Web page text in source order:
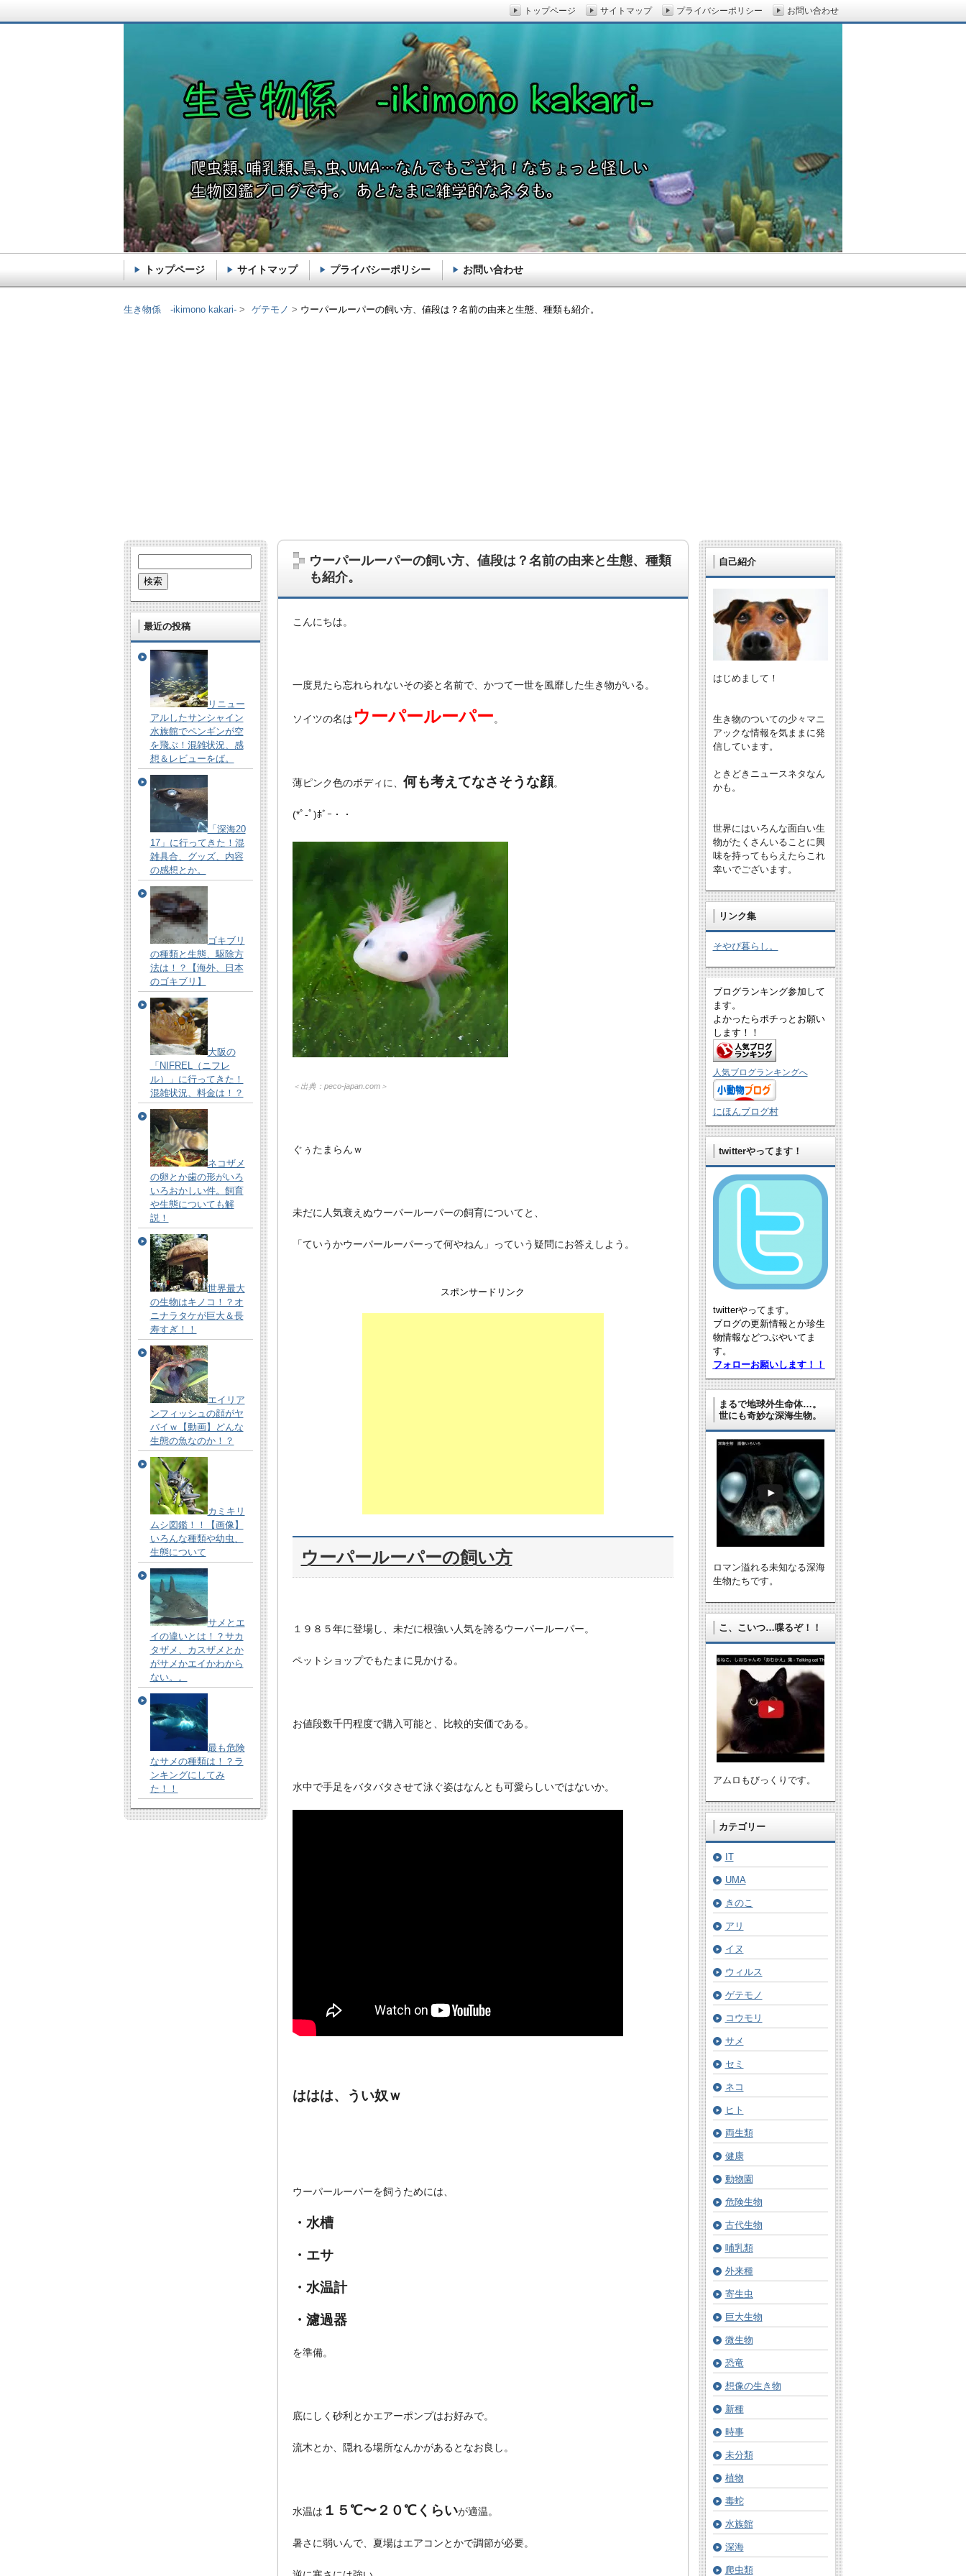
ウーパールーパーの飼い方、値段は？名前の由来と生態、種類
も紹介。
こんにちは。
一度見たら忘れられないその姿と名前で、かつて一世を風靡した生き物がいる。
ソイツの名はウーパールーパー。
薄ピンク色のボディに、 何も考えてなさそうな顔。
(*ﾟ‐ﾟ)ﾎﾞｰ・・
＜出典： peco-japan.com＞
ぐぅたまらんｗ
未だに人気衰えぬウーパールーパーの飼育についてと、
「ていうかウーパールーパーって何やねん」っていう疑問にお答えしよう。
スポンサードリンク
ウーパールーパーの飼い方
１９８５年に登場し、未だに根強い人気を誇るウーパールーパー。
ペットショップでもたまに見かける。
お値段数千円程度で購入可能と、比較的安価である。
水中で手足をバタバタさせて泳ぐ姿はなんとも可愛らしいではないか。
ははは、うい奴ｗ
ウーパールーパーを飼うためには、
・水槽
・エサ
・水温計
・濾過器
を準備。
底にしく砂利とかエアーポンプはお好みで。
流木とか、隠れる場所なんかがあるとなお良し。
水温は １５℃〜２０℃くらいが適温。
暑さに弱いんで、夏場はエアコンとかで調節が必要。
索:
最近の投稿
リニュー
アルしたサンシャイン
水族館でペンギンが空
を飛ぶ！混雑状況、感
想＆レビューをば。
「深海20
17」に行ってきた！混
雑具合、グッズ、内容
の感想とか。
ゴキブリ
の種類と生態、駆除方
法は！？【海外、日本
のゴキブリ】
大阪の
「NIFREL（ニフレ
ル）」に行ってきた！
混雑状況、料金は！？
ネコザメ
の卵とか歯の形がいろ
いろおかしい件。飼育
や生態についても解
説！
世界最大
の生物はキノコ！？オ
ニナラタケが巨大＆長
寿すぎ！！
エイリア
ンフィッシュの顔がヤ
バイｗ【動画】どんな
生態の魚なのか！？
カミキリ
ムシ図鑑！！【画像】
いろんな種類や幼虫、
生態について
サメとエ
イの違いとは！？サカ
タザメ、カスザメとか
がサメかエイかわから
ない。。
最も危険
なサメの種類は！？ラ
ンキングにしてみ
た！！
自己紹介
はじめまして！
生き物のついての少々マニ
アックな情報を気ままに発
信しています。
ときどきニュースネタなん
かも。
世界にはいろんな面白い生
物がたくさんいることに興
味を持ってもらえたらこれ
幸いでございます。
リンク集
そやぴ暮らし。
ブログランキング参加して
ます。
よかったらポチっとお願い
します！！
人気ブログランキングへ
にほんブログ村
twitterやってます！
twitterやってます。
ブログの更新情報とか珍生
物情報などつぶやいてま
す。
フォローお願いします！！
まるで地球外生命体…。
世にも奇妙な深海生物。
ロマン溢れる未知なる深海
生物たちです。
こ、こいつ…喋るぞ！！
アムロもびっくりです。
カテゴリー
IT
UMA
きのこ
アリ
イヌ
ウィルス
ゲテモノ
コウモリ
サメ
セミ
ネコ
ヒト
両生類
健康
動物園
危険生物
古代生物
哺乳類
外来種
寄生虫
巨大生物
微生物
恐竜
想像の生き物
新種
時事
未分類
植物
毒蛇
水族館
深海
爬虫類
生き物係 -ikimono kakari- ゲテモノ ウーパールーパーの飼い方、値段は？名前の由来と生態、種類も紹介。
生き物係 -ikimono kakari-
トップページ サイトマップ プライバシーポリシー お問い合わせ
トップページ サイトマップ プライバシーポリシー お問い合わせ